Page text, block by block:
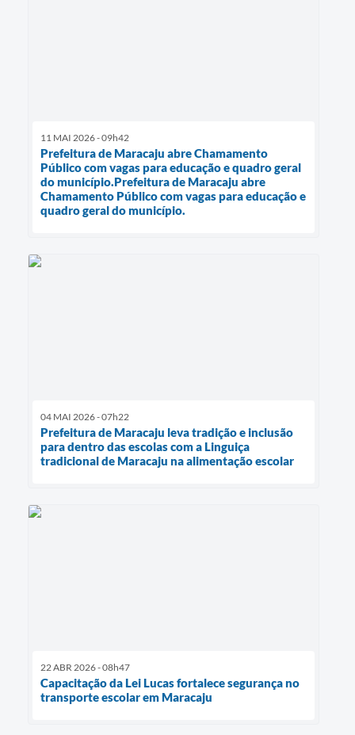
11 MAI 2026 - 09h42
Prefeitura de Maracaju abre Chamamento
Público com vagas para educação e quadro geral
do município.Prefeitura de Maracaju abre
Chamamento Público com vagas para educação e
quadro geral do município.
04 MAI 2026 - 07h22
Prefeitura de Maracaju leva tradição e inclusão
para dentro das escolas com a Linguiça
tradicional de Maracaju na alimentação escolar
22 ABR 2026 - 08h47
Capacitação da Lei Lucas fortalece segurança no
transporte escolar em Maracaju